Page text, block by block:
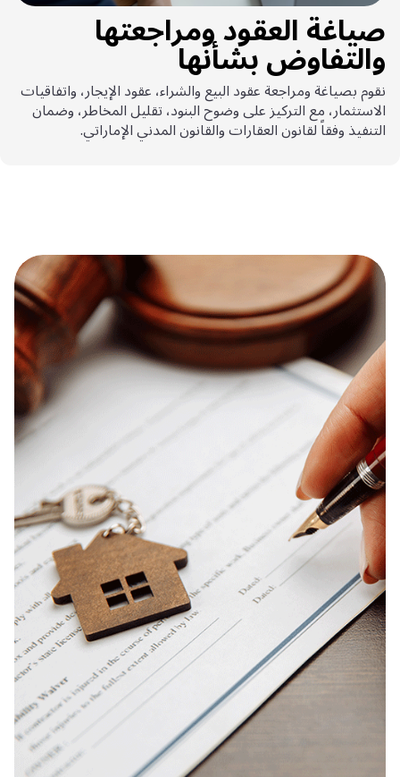
صياغة العقود ومراجعتها
والتفاوض بشأنها
نقوم بصياغة ومراجعة عقود البيع والشراء، عقود الإيجار، واتفاقيات
الاستثمار، مع التركيز على وضوح البنود، تقليل المخاطر، وضمان
التنفيذ وفقاً لقانون العقارات والقانون المدني الإماراتي.